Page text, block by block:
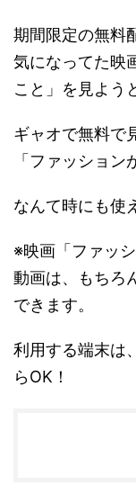
期間限定の無料
気になってた映
こと」を見よう
ギャオで無料で
「ファッション
なんて時にも使
※映画「ファッ
動画は、もちろ
できます。
利用する端末は
らOK！